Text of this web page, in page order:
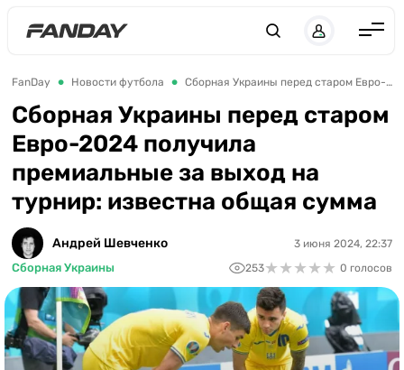
Англия
Испания
Германия
Италия
Франция
Украина
ЛЧ
ЛЕ
ЧЕ-2028
FanDay Новости футбола Сборная Украины перед старом Евро-2024 получила премиальные за выход на турнир: известна общая сумма
Сборная Украины перед старом
Евро-2024 получила
премиальные за выход на
турнир: известна общая сумма
Андрей Шевченко
Сборная Украины
3 июня 2024, 22:37
253★★★★★
★★★★★ 0 голосов